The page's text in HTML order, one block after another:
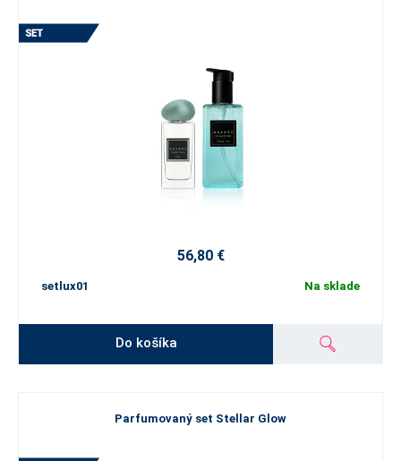
56,80 €
setlux01 Na sklade
Do košíka
Parfumovaný set Stellar Glow